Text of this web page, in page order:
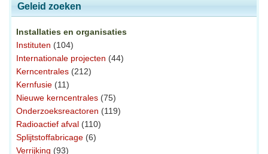
Geleid zoeken
Installaties en organisaties
Instituten (104)
Internationale projecten (44)
Kerncentrales (212)
Kernfusie (11)
Nieuwe kerncentrales (75)
Onderzoeksreactoren (119)
Radioactief afval (110)
Splijtstoffabricage (6)
Verrijking (93)